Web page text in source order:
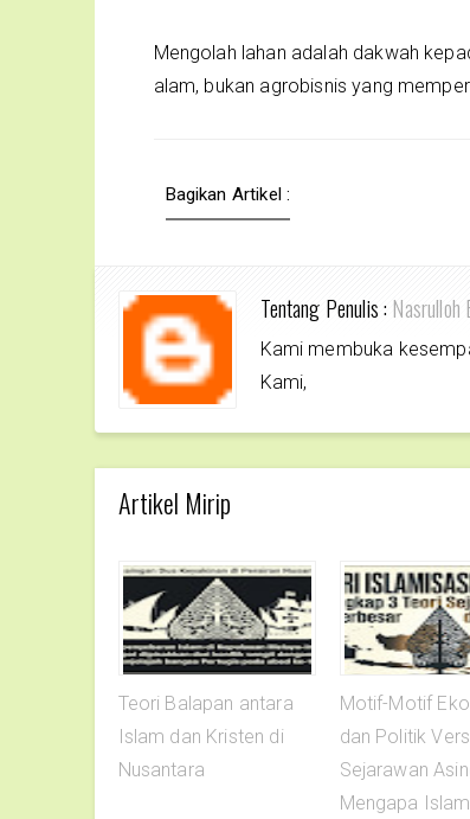
Mengolah lahan adalah dakwah
alam, bukan agrobisnis yang
Bagikan Artikel :
Tentang Penulis : Nasrulloh
Kami membuka
Kami,
Artikel Mirip
Teori Balapan antara
Islam dan Kristen di
Nusantara
Motif-Motif
dan Politik
Sejarawan
Mengapa Islam